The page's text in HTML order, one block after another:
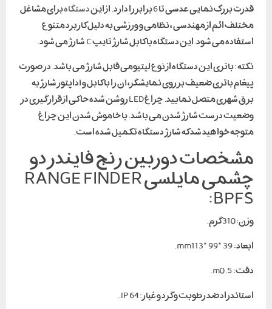
قدرت بزرگ نمایی عدسی تا 6 برابر را دارد. از این
دستگاهبرای مشاغل
مختلف ائم از مهندسی ، نظامی و ورزشی به دلیل کاربرد متنوع
استفاده می شود.این دستگاه با کابل شارژ تایپ C شارژ می شود.
نکته : باتری این دستگاه از نوع لیتیومی قابل شارژ می باشد. در صورت
پیغام باتری ضعیف بر روی نمایشگر، آن را با کابل و آداپتور شارژ به
برق شهری متصل نمایید. چراغ LED روشن شده حاکی از قرار گیری در
وضعیت درست شارژ شدن می باشد. با خاموش شدن این چراغ
متوجه خواهید شد که شارژ دستگاه تکمیل شده است.
مشخصات دوربین رنج فایندر دو
چشمی مایلسی RANGE FINDER
BPFS:
وزن: 310 گرم.
ابعاد: mm113*99*39.
دقت: m0.5.
استاندراد ضد رطوبت و گرد و غبار: IP 64.